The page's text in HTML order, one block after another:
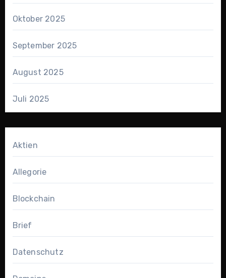
Oktober 2025
September 2025
August 2025
Juli 2025
Aktien
Allegorie
Blockchain
Brief
Datenschutz